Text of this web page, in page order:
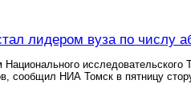
лидером вуза по числу
сообщил НИА Томск в пятницу